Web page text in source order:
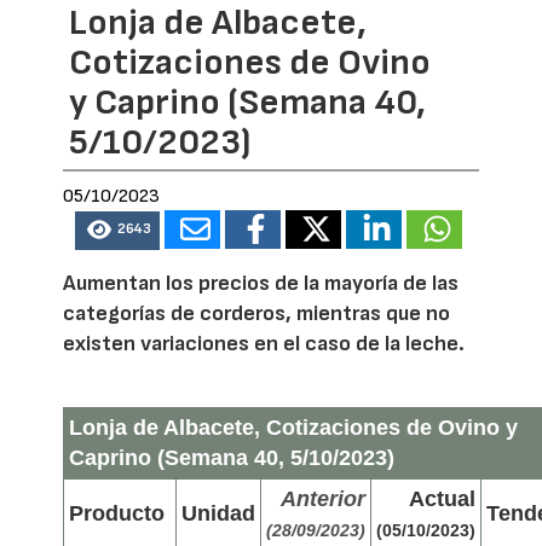
Lonja de Albacete,
Cotizaciones de Ovino
y Caprino (Semana 40,
5/10/2023)
05/10/2023
2643
Aumentan los precios de la mayoría de las
categorías de corderos, mientras que no
existen variaciones en el caso de la leche.
Lonja de Albacete, Cotizaciones de Ovino y
Caprino (Semana 40, 5/10/2023)
Producto Unidad
Anterior
(28/09/2023)
Actual
(05/10/2023)